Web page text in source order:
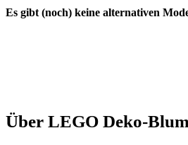
Es gibt (noch) keine alternativen
Über LEGO Deko-